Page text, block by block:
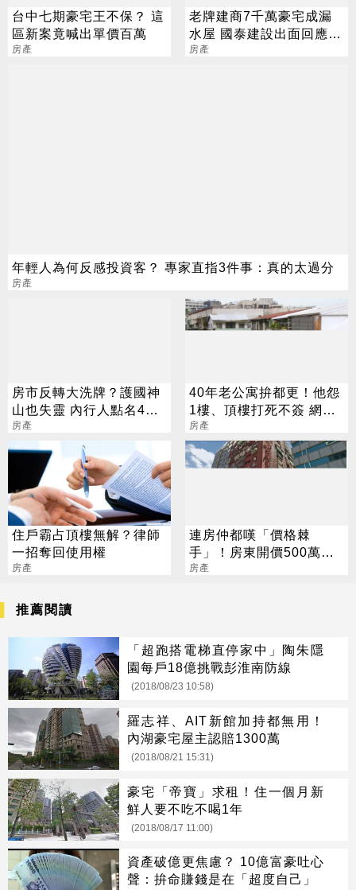
台中七期豪宅王不保？ 這
區新案竟喊出單價百萬
房產
老牌建商7千萬豪宅成漏
水屋 國泰建設出面回應
了！
房產
年輕人為何反感投資客？ 專家直指3件事：真的太過分
房產
房市反轉大洗牌？護國神
山也失靈 內行人點名4區
房價挫咧等
房產
40年老公寓拚都更！他怨
1樓、頂樓打死不簽 網嘆
很正常
房產
住戶霸占頂樓無解？律師
一招奪回使用權
房產
連房仲都嘆「價格棘
手」！房東開價500萬待
租
房產
推薦閱讀
「超跑搭電梯直停家中」陶朱隱
園每戶18億挑戰彭淮南防線
(2018/08/23 10:58)
羅志祥、AIT新館加持都無用！
內湖豪宅屋主認賠1300萬
(2018/08/21 15:31)
豪宅「帝寶」求租！住一個月新
鮮人要不吃不喝1年
(2018/08/17 11:00)
資產破億更焦慮？ 10億富豪吐心
聲：拚命賺錢是在「超度自己」